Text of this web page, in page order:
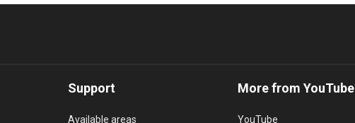
Support
Available areas
More from YouTube
YouTube